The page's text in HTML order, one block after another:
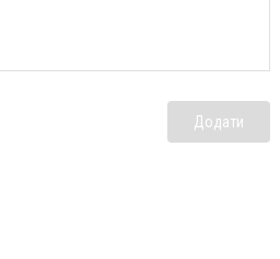
Додати